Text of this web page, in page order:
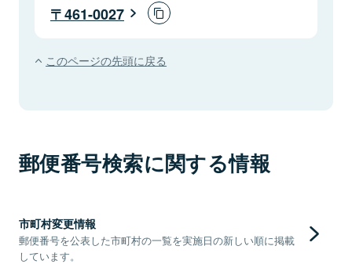
461-0027
このページの先頭に戻る
郵便番号検索に関する情報
市町村変更情報
郵便番号を公表した市町村の一覧を実施日の新しい順に掲載
しています。